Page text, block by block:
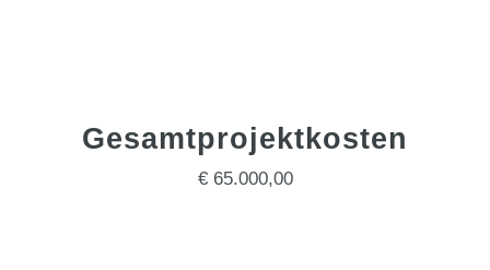
Gesamtprojektkosten
€ 65.000,00